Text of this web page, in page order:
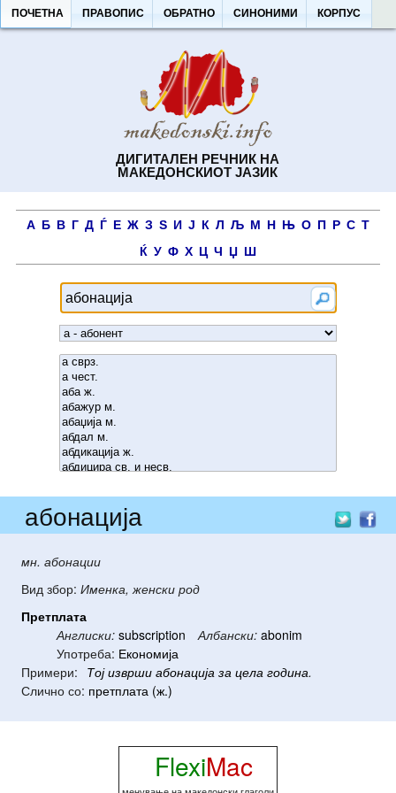
ДИГИТАЛЕН РЕЧНИК НА
МАКЕДОНСКИОТ ЈАЗИК
ПОЧЕТНА ПРАВОПИС ОБРАТНО СИНОНИМИ КОРПУС
А Б В Г Д Ѓ Е Ж З Ѕ И Ј К Л Љ М Н Њ О П Р С Т
Ќ У Ф Х Ц Ч Џ Ш
абонација
мн. абонации
Вид збор: Именка, женски род
Претплата
Англиски: subscription Албански: abonim
Употреба: Економија
Примери: Тој изврши абонација за цела година.
Слично со: претплата (ж.)
FlexiMac